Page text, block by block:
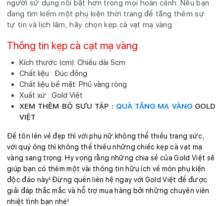
người sử dụng nổi bật hơn trong mọi hoàn cảnh. Nếu bạn
đang tìm kiếm một phụ kiện thời trang để tăng thêm sự
tự tin và lịch lãm, hãy chọn kẹp cà vạt mạ vàng.
Thông tin kẹp cà cạt mạ vàng
Kích thước (cm): Chiều dài 5cm
Chất liệu : Đúc đồng
Chất liệu bề mặt: Phủ vàng ròng
Xuất xứ : Gold Việt
XEM THÊM BỘ SƯU TẬP : QUÀ TẶNG MẠ VÀNGGOLD
VIỆT
Để tôn lên vẻ đẹp thì với phụ nữ không thể thiếu trang sức,
với quý ông thì không thể thiếu những chiếc kẹp cà vạt mạ
vàng sang trọng. Hy vọng rằng những chia sẻ của Gold Việt sẽ
giúp bạn có thêm một vài thông tin hữu ích về món phụ kiện
độc đáo này! Đừng quên liên hệ ngay với Gold Việt để được
giải đáp thắc mắc và hỗ trợ mua hàng bởi những chuyên viên
nhiệt tình bạn nhé!